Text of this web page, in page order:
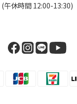
(午休時間 12:00-13:30)